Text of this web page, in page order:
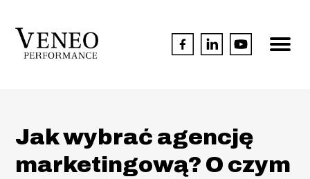
Jak wybrać agencję
marketingową? O czym